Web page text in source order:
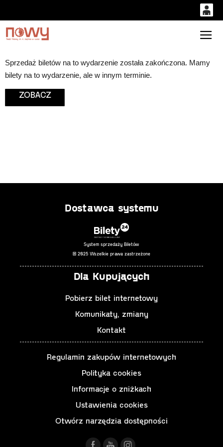
0,00
14 52
Sprzedaż biletów na to wydarzenie została zakończona. Mamy
bilety na to wydarzenie, ale w innym terminie.
ZOBACZ
Dostawca systemu
System sprzedaży Biletów
© 2025 Wszelkie prawa zastrzeżone
Dla Kupujących
Pobierz bilet internetowy
Komunikaty, zmiany
Kontakt
Regulamin zakupów internetowych
Polityka cookies
Informacje o zniżkach
Ustawienia cookies
Otwórz narzędzia dostępności